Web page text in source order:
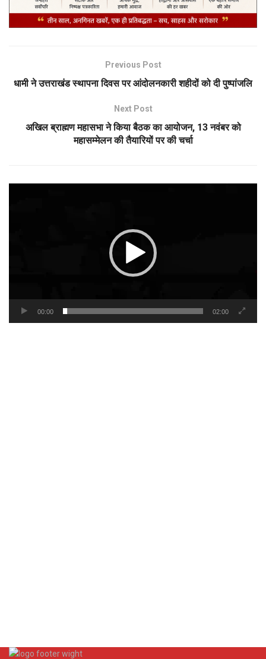
Previous Post
धामी ने उत्तराखंड स्थापना दिवस पर आंदोलनकारी शहीदों को दी पुष्पांजलि
Next Post
अखिल ब्राह्मण महासभा ने किया बैठक का आयोजन, 13 नवंबर को
महासम्मेलन की तैयारियों पर की चर्चा
00:00 02:00